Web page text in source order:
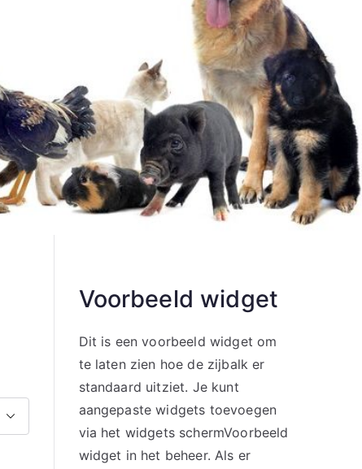
Voorbeeld widget
Dit is een voorbeeld widget om
te laten zien hoe de zijbalk er
standaard uitziet. Je kunt
aangepaste widgets toevoegen
via het widgets schermVoorbeeld
widget in het beheer. Als er